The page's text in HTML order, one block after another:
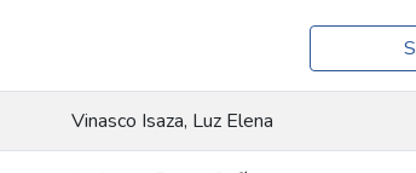
Vinasco Isaza, Luz Elena